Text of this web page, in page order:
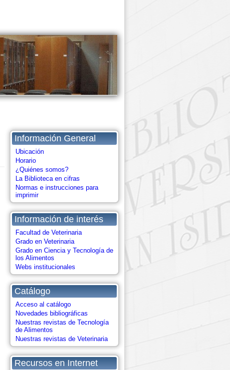
Información General
Ubicación
Horario
¿Quiénes somos?
La Biblioteca en cifras
Normas e instrucciones para
imprimir
Información de interés
Facultad de Veterinaria
Grado en Veterinaria
Grado en Ciencia y Tecnología de
los Alimentos
Webs institucionales
Catálogo
Acceso al catálogo
Novedades bibliográficas
Nuestras revistas de Tecnología
de Alimentos
Nuestras revistas de Veterinaria
Recursos en Internet